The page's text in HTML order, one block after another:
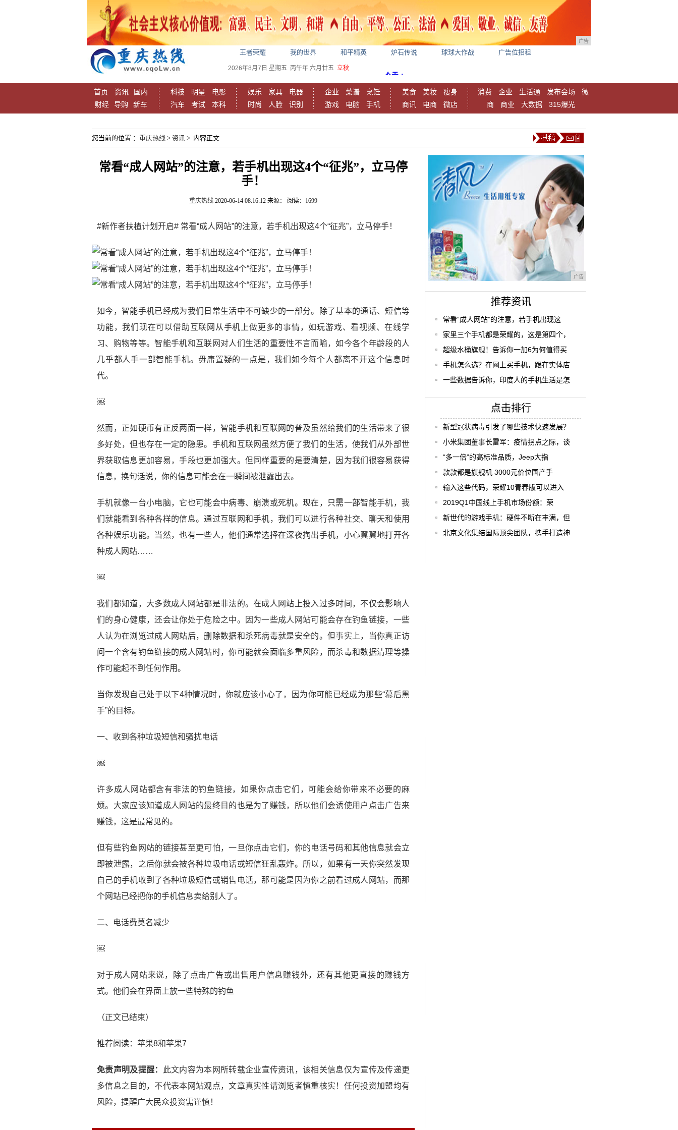
广告
王者荣耀 我的世界 和平精英 炉石传说 球球大作战 广告位招租
2026年8月7日 星期五 丙午年 六月廿五 立秋
首页 资讯
国内
财经
导购 新车
科技 明星
电影
汽车
考试 本科
娱乐 家具
电器
时尚
人脸 识别
企业 菜谱
烹饪
游戏
电脑 手机
美食 美妆
瘦身
商讯
电商 微店
消费 企业 生活通 发布会场
微
商
商业 大数据 315爆光
您当前的位置 ： 重庆热线 > 资讯 > 内容正文
常看“成人网站”的注意，若手机出现这4个“征兆”，立马停
手！
重庆热线 2020-06-14 08:16:12 来源： 阅读：1699
#新作者扶植计划开启# 常看“成人网站”的注意，若手机出现这4个“征兆”，立马停手！
如今，智能手机已经成为我们日常生活中不可缺少的一部分。除了基本的通话、短信等
功能，我们现在可以借助互联网从手机上做更多的事情，如玩游戏、看视频、在线学
习、购物等等。智能手机和互联网对人们生活的重要性不言而喻，如今各个年龄段的人
几乎都人手一部智能手机。毋庸置疑的一点是，我们如今每个人都离不开这个信息时
代。
￼
然而，正如硬币有正反两面一样，智能手机和互联网的普及虽然给我们的生活带来了很
多好处，但也存在一定的隐患。手机和互联网虽然方便了我们的生活，使我们从外部世
界获取信息更加容易，手段也更加强大。但同样重要的是要清楚，因为我们很容易获得
信息，换句话说，你的信息可能会在一瞬间被泄露出去。
手机就像一台小电脑，它也可能会中病毒、崩溃或死机。现在，只需一部智能手机，我
们就能看到各种各样的信息。通过互联网和手机，我们可以进行各种社交、聊天和使用
各种娱乐功能。当然，也有一些人，他们通常选择在深夜掏出手机，小心翼翼地打开各
种成人网站……
￼
我们都知道，大多数成人网站都是非法的。在成人网站上投入过多时间，不仅会影响人
们的身心健康，还会让你处于危险之中。因为一些成人网站可能会存在钓鱼链接，一些
人认为在浏览过成人网站后，删除数据和杀死病毒就是安全的。但事实上，当你真正访
问一个含有钓鱼链接的成人网站时，你可能就会面临多重风险，而杀毒和数据清理等操
作可能起不到任何作用。
当你发现自己处于以下4种情况时，你就应该小心了，因为你可能已经成为那些“幕后黑
手”的目标。
一、收到各种垃圾短信和骚扰电话
￼
许多成人网站都含有非法的钓鱼链接，如果你点击它们，可能会给你带来不必要的麻
烦。大家应该知道成人网站的最终目的也是为了赚钱，所以他们会诱使用户点击广告来
赚钱，这是最常见的。
但有些钓鱼网站的链接甚至更可怕，一旦你点击它们，你的电话号码和其他信息就会立
即被泄露，之后你就会被各种垃圾电话或短信狂乱轰炸。所以，如果有一天你突然发现
自己的手机收到了各种垃圾短信或销售电话，那可能是因为你之前看过成人网站，而那
个网站已经把你的手机信息卖给别人了。
二、电话费莫名减少
￼
对于成人网站来说，除了点击广告或出售用户信息赚钱外，还有其他更直接的赚钱方
式。他们会在界面上放一些特殊的钓鱼
（正文已结束）
推荐阅读： 苹果8和苹果7
免责声明及提醒：
此文内容为本网所转载企业宣传资讯，该相关信息仅为宣传及传递更
多信息之目的，不代表本网站观点，文章真实性请浏览者慎重核实！任何投资加盟均有
风险，提醒广大民众投资需谨慎！
广告
推荐资讯
常看“成人网站”的注意，若手机出现这
家里三个手机都是荣耀的，这是第四个，
超级水桶旗舰！告诉你一加6为何值得买
手机怎么选？在网上买手机，跟在实体店
一些数据告诉你，印度人的手机生活是怎
点击排行
新型冠状病毒引发了哪些技术快速发展？
小米集团董事长雷军：疫情拐点之际，谈
“多一倍”的高标准品质，Jeep大指
款款都是旗舰机 3000元价位国产手
输入这些代码，荣耀10青春版可以进入
2019Q1中国线上手机市场份额：荣
新世代的游戏手机：硬件不断在丰满，但
北京文化集结国际顶尖团队，携手打造神